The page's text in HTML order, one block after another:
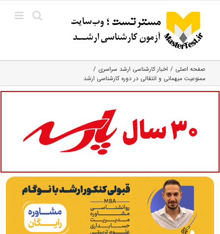
content
صفحه اصلی
اخبار کارشناسی ارشد سراسری
ممنوعیت میهمانی و انتقالی در دوره کارشناسی ارشد